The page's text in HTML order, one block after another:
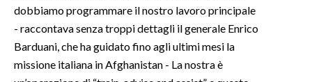
dobbiamo programmare il nostro lavoro principale
- raccontava senza troppi dettagli il generale Enrico
Barduani, che ha guidato fino agli ultimi mesi la
missione italiana in Afghanistan - La nostra è